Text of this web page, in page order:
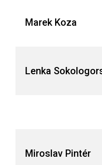
Marek Koza
Lenka
Miroslav Pintér